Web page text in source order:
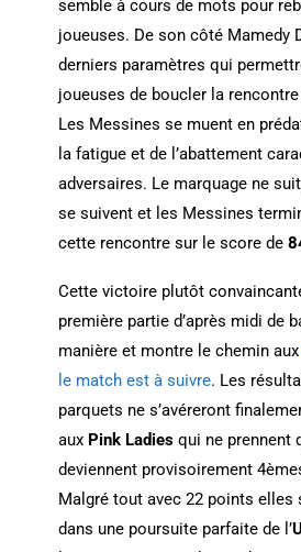
semble à cours de mots pour
joueuses. De son côté Mamedy
derniers paramètres qui
joueuses de boucler la
Les Messines se muent en
la fatigue et de l’abattement
adversaires. Le marquage ne
se suivent et les Messines
cette rencontre sur le score de
Cette victoire plutôt
première partie d’après midi de
manière et montre le chemin aux
le match est à suivre. Les
parquets ne s’avéreront
aux Pink Ladiesqui ne prennent
deviennent provisoirement
Malgré tout avec 22 points elles
dans une poursuite parfaite de l’